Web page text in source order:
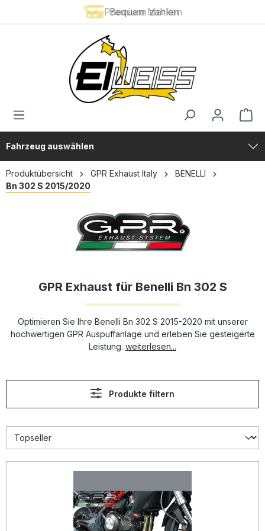
Premium Marken
Bequem zahlen
Fahrzeug auswählen
Produktübersicht GPR Exhaust Italy
BENELLI
Bn 302 S 2015/2020
GPR Exhaust für Benelli Bn 302 S
Optimieren Sie Ihre Benelli Bn 302 S 2015-2020 mit unserer
hochwertigen GPR Auspuffanlage und erleben Sie gesteigerte
Leistung. weiterlesen...
Produkte filtern